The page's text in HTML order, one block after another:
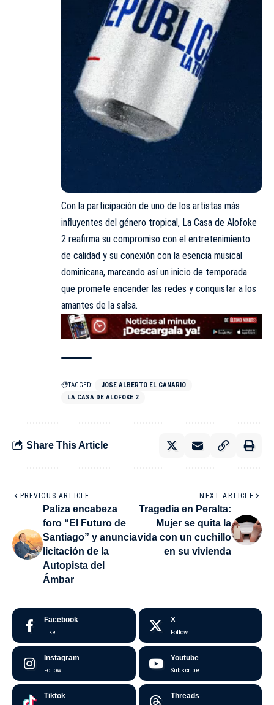
Con la participación de uno de los artistas más
influyentes del género tropical, La Casa de Alofoke
2 reafirma su compromiso con el entretenimiento
de calidad y su conexión con la esencia musical
dominicana, marcando así un inicio de temporada
que promete encender las redes y conquistar a los
amantes de la salsa.
TAGGED:
JOSE ALBERTO EL CANARIO
LA CASA DE ALOFOKE 2
Share This Article
PREVIOUS ARTICLE
Paliza encabeza
foro “El Futuro de
Santiago” y anuncia
licitación de la
Autopista del
Ámbar
NEXT ARTICLE
Tragedia en Peralta:
Mujer se quita la
vida con un cuchillo
en su vivienda
Facebook
Like
X
Follow
Instagram
Follow
Youtube
Subscribe
Tiktok Threads